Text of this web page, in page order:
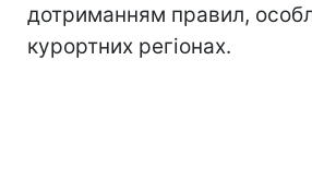
дотриманням правил,
курортних регіонах.